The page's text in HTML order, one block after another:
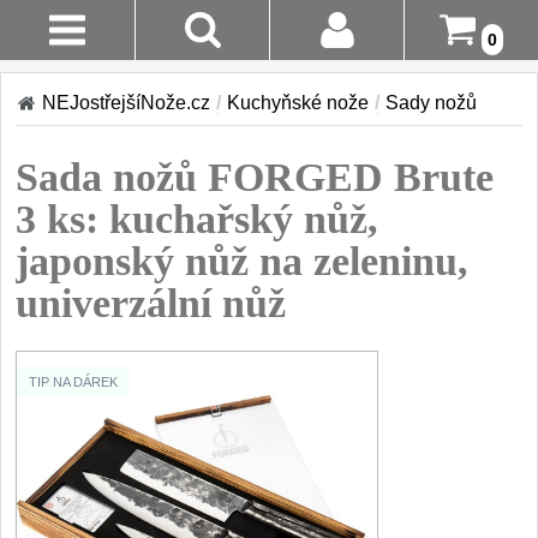
0
Stav
Objednávky
Login
Registrace
Doručení A
Platba
Vrácení Do
Reklamace
Kontakty
Akce!
Sady kuchyňských
nožů 9
Šéfkuchařské nože 30
Univerzální nože 50
Nože na ovoce a
zeleninu
43
Santoku nože 46
NEJostřejšíNože.cz / Kuchyňské nože / Sady nožů
Sada nožů FORGED Brute
3 ks: kuchařský nůž,
japonský nůž na zeleninu,
univerzální nůž
TIP NA DÁREK